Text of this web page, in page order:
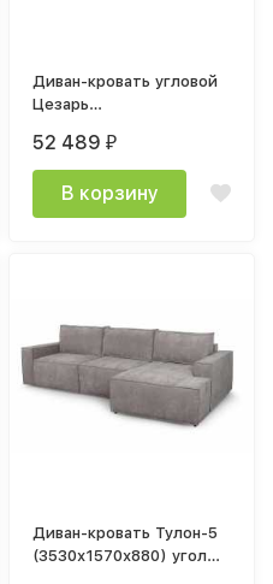
Диван-кровать угловой
Цезарь
велюр Лана Синий
52 489₽
В корзину
Диван-кровать Тулон-5
(3530х1570х880) угол